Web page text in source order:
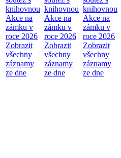
knihovnou
Akce na
zámku v
roce 2026
Zobrazit
všechny
záznamy
ze dne
knihovnou
Akce na
zámku v
roce 2026
Zobrazit
všechny
záznamy
ze dne
knihovnou
Akce na
zámku v
roce 2026
Zobrazit
všechny
záznamy
ze dne